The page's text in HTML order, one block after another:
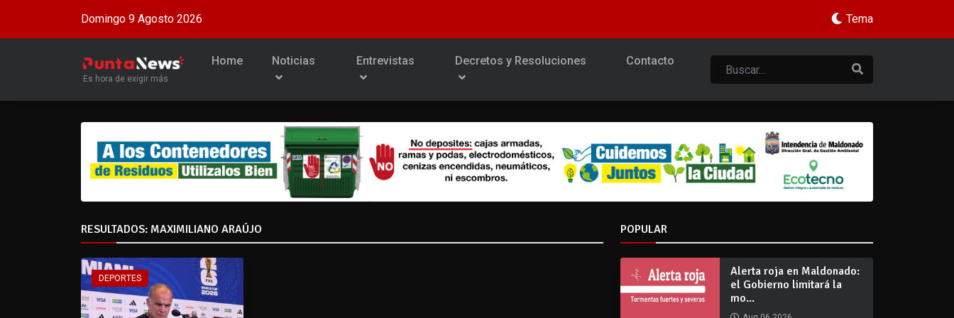
Domingo 9 Agosto 2026 Tema
Es hora de exigir más
Home Noticias Entrevistas Decretos y Resoluciones Contacto
RESULTADOS: MAXIMILIANO ARAÚJO
DEPORTES
POPULAR
Alerta roja en Maldonado:
el Gobierno limitará la
mo...